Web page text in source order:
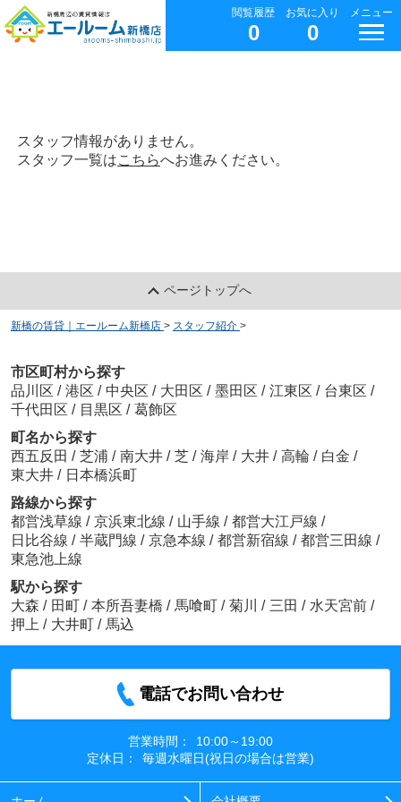
閲覧履歴
0
お気に入り
0
メニュー
スタッフ情報がありません。
スタッフ一覧はこちらへお進みください。
ページトップへ
新橋の賃貸｜エールーム新橋店 > スタッフ紹介 >
市区町村から探す
品川区 / 港区 / 中央区 / 大田区 / 墨田区 / 江東区 / 台東区 /
千代田区 / 目黒区 / 葛飾区
町名から探す
西五反田 / 芝浦 / 南大井 / 芝 / 海岸 / 大井 / 高輪 / 白金 /
東大井 / 日本橋浜町
路線から探す
都営浅草線 / 京浜東北線 / 山手線 / 都営大江戸線 /
日比谷線 / 半蔵門線 / 京急本線 / 都営新宿線 / 都営三田線 /
東急池上線
駅から探す
大森 / 田町 / 本所吾妻橋 / 馬喰町 / 菊川 / 三田 / 水天宮前 /
押上 / 大井町 / 馬込
電話でお問い合わせ
営業時間：
10:00～19:00
定休日：
毎週水曜日(祝日の場合は営業)